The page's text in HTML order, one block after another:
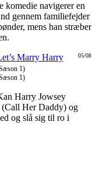
komedie navigerer en
gennem familiefejder
mens han stræber
05/08
Marry Harry
1)
1)
Harry Jowsey
Her Daddy) og
og slå sig til ro i